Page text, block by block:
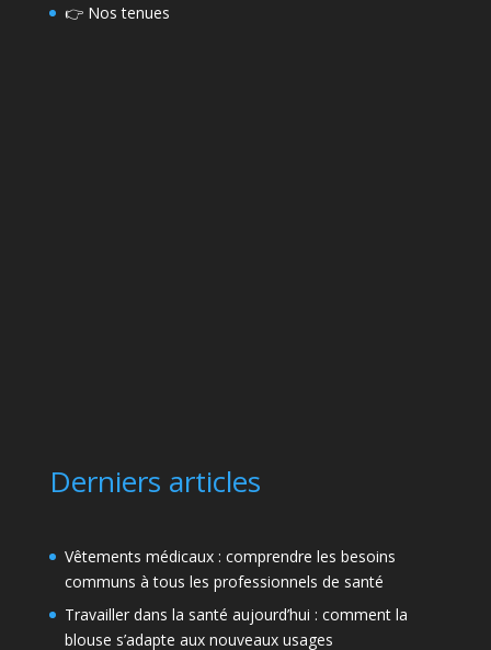
👉 Nos tenues
Derniers articles
Vêtements médicaux : comprendre les besoins
communs à tous les professionnels de santé
Travailler dans la santé aujourd’hui : comment la
blouse s’adapte aux nouveaux usages